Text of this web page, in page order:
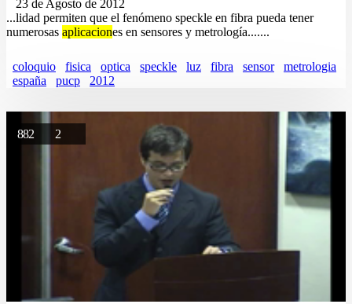
23 de Agosto de 2012
...lidad permiten que el fenómeno speckle en fibra pueda tener
numerosas aplicaciones en sensores y metrología.......
coloquio fisica optica speckle luz fibra sensor
metrologia
españa
pucp 2012
882 2